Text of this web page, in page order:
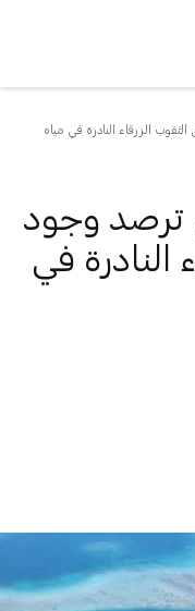
الزرقاء النادرة في مياه
ترصد وجود
النادرة في